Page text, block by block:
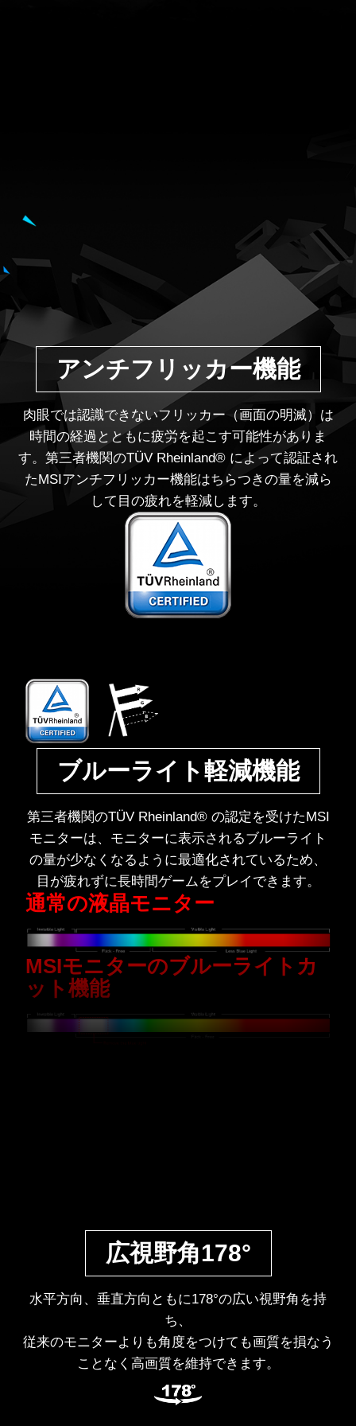
アンチフリッカー機能
肉眼では認識できないフリッカー（画面の明滅）は
時間の経過とともに疲労を起こす可能性がありま
す。第三者機関のTÜV Rheinland® によって認証され
たMSIアンチフリッカー機能はちらつきの量を減ら
して目の疲れを軽減します。
ブルーライト軽減機能
第三者機関のTÜV Rheinland® の認定を受けたMSI
モニターは、モニターに表示されるブルーライト
の量が少なくなるように最適化されているため、
目が疲れずに長時間ゲームをプレイできます。
通常の液晶モニター
MSIモニターのブルーライトカ
ット機能
広視野角178°
水平方向、垂直方向ともに178°の広い視野角を持
ち、
従来のモニターよりも角度をつけても画質を損なう
ことなく高画質を維持できます。